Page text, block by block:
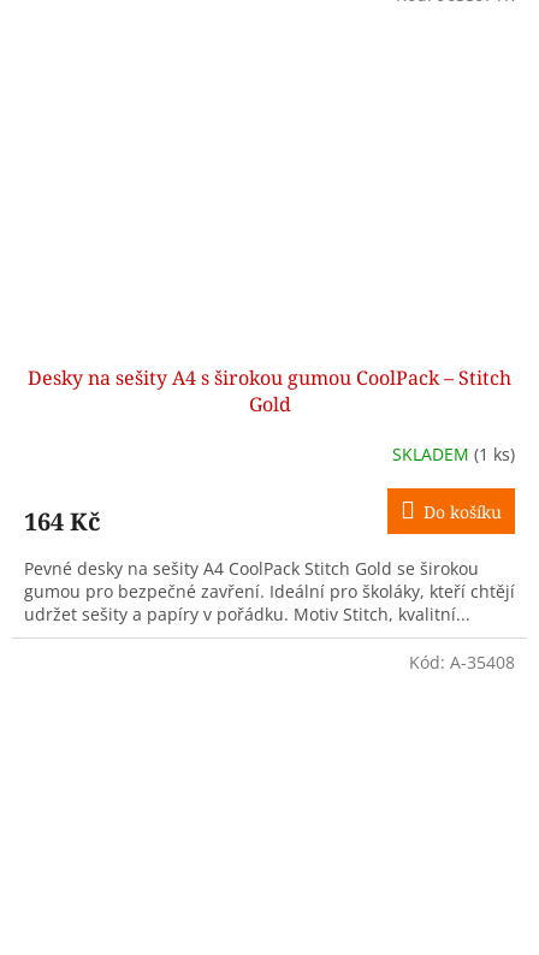
Desky na sešity A4 s širokou gumou CoolPack – Stitch
Gold
SKLADEM (1 ks)
164 Kč Do košíku
Pevné desky na sešity A4 CoolPack Stitch Gold se širokou
gumou pro bezpečné zavření. Ideální pro školáky, kteří chtějí
udržet sešity a papíry v pořádku. Motiv Stitch, kvalitní...
Kód: A-35408